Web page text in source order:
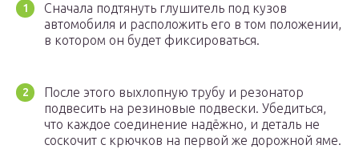
Сначала подтянуть глушитель под кузов
автомобиля и расположить его в том положении,
в котором он будет фиксироваться.
После этого выхлопную трубу и резонатор
подвесить на резиновые подвески. Убедиться,
что каждое соединение надёжно, и деталь не
соскочит с крючков на первой же дорожной яме.